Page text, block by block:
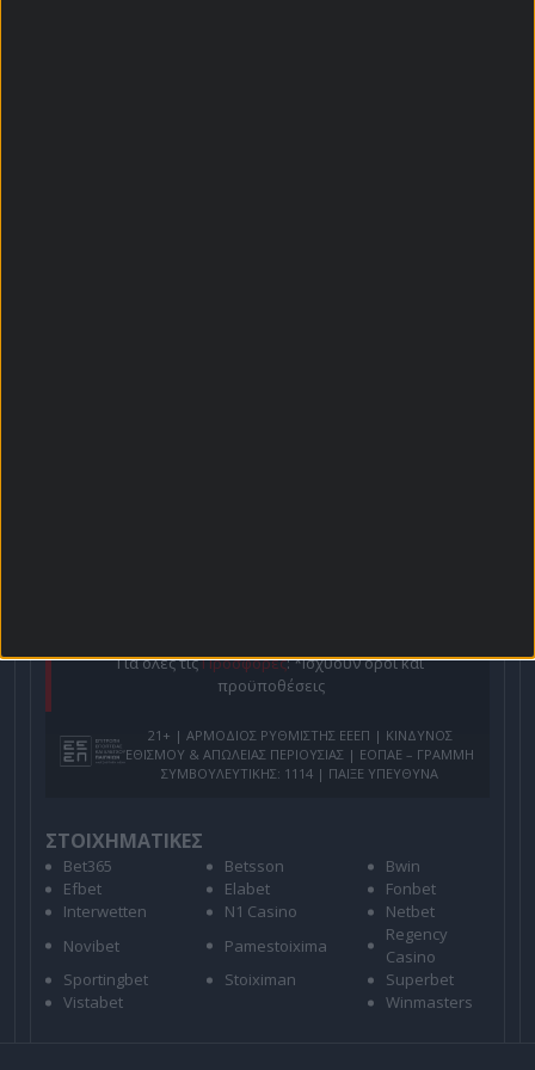
Για όλες τιςΠροσφορές: *Ισχύουν όροι και
προϋποθέσεις
21+ | ΑΡΜΟΔΙΟΣ ΡΥΘΜΙΣΤΗΣ ΕΕΕΠ | ΚΙΝΔΥΝΟΣ
ΕΘΙΣΜΟΥ & ΑΠΩΛΕΙΑΣ ΠΕΡΙΟΥΣΙΑΣ | ΕΟΠΑΕ – ΓΡΑΜΜΗ
ΣΥΜΒΟΥΛΕΥΤΙΚΗΣ: 1114 | ΠΑΙΞΕ ΥΠΕΥΘΥΝΑ
ΣΤΟΙΧΗΜΑΤΙΚΕΣ
Bet365 Betsson
Bwin
Efbet
Elabet
Fonbet
Interwetten
N1 Casino
Netbet
Novibet
Pamestoixima
Regency
Casino
Sportingbet
Stoiximan
Superbet
Vistabet
Winmasters